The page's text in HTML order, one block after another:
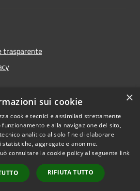
trasparente
Copyright © 2026 • Comune di
Trecate • Powered by
Municipium•
Accesso
redazione
×
sui cookie
cookie tecnici e assimilati strettamente
e alla navigazione del sito,
analitico al solo fine di elaborare
statistiche, aggregate e anonime.
consultare la cookie policy al seguente link
RIFIUTA TUTTO